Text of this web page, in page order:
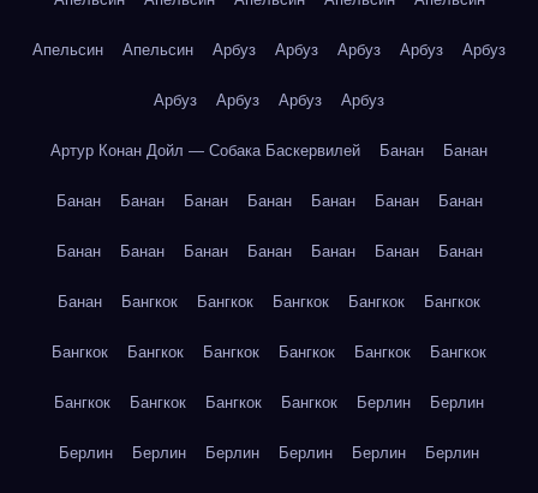
Апельсин Апельсин Арбуз Арбуз Арбуз Арбуз Арбуз
Арбуз Арбуз Арбуз Арбуз
Артур Конан Дойл — Собака Баскервилей Банан Банан
Банан Банан Банан Банан Банан Банан Банан
Банан Банан Банан Банан Банан Банан Банан
Банан Бангкок Бангкок Бангкок Бангкок Бангкок
Бангкок Бангкок Бангкок Бангкок Бангкок Бангкок
Бангкок Бангкок Бангкок Бангкок Берлин Берлин
Берлин Берлин Берлин Берлин Берлин Берлин